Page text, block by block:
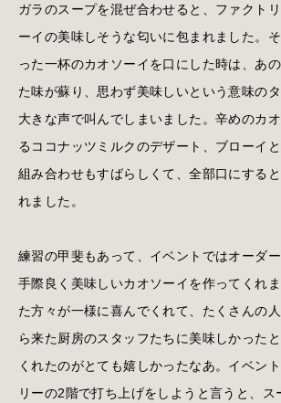
ガラのスープを混ぜ合わせると、ファクト
ーイの美味しそうな匂いに包まれました。
った一杯のカオソーイを口にした時は、あ
た味が蘇り、思わず美味しいという意味の
大きな声で叫んでしまいました。辛めのカ
るココナッツミルクのデザート、ブローイ
組み合わせもすばらしくて、全部口にする
れました。
練習の甲斐もあって、イベントではオーダ
手際良く美味しいカオソーイを作ってくれ
た方々が一様に喜んでくれて、たくさんの
ら来た厨房のスタッフたちに美味しかった
くれたのがとても嬉しかったなあ。イベン
リーの2階で打ち上げをしようと言うと、ス